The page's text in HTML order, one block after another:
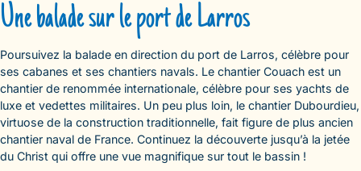
Une balade sur le port de Larros
Poursuivez la balade en direction du port de Larros, célèbre pour
ses cabanes et ses chantiers navals. Le chantier Couach est un
chantier de renommée internationale, célèbre pour ses yachts de
luxe et vedettes militaires. Un peu plus loin, le chantier Dubourdieu,
virtuose de la construction traditionnelle, fait figure de plus ancien
chantier naval de France. Continuez la découverte jusqu’à la jetée
du Christ qui offre une vue magnifique sur tout le bassin !